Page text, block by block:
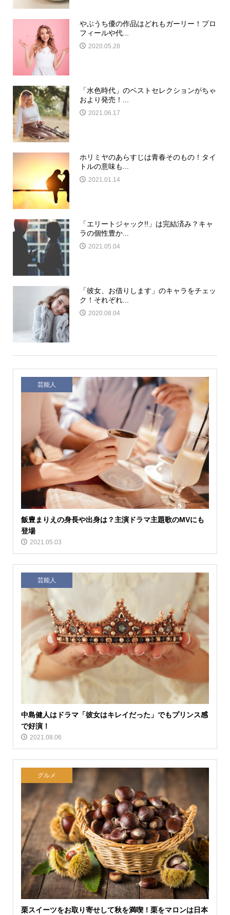
やぶうち優の作品はどれもガーリー！プロ
フィールや代...
2020.05.28
「水色時代」のベストセレクションがちゃ
おより発売！...
2021.06.17
ホリミヤのあらすじは青春そのもの！タイ
トルの意味も...
2021.01.14
「エリートジャック!!」は完結済み？キャ
ラの個性豊か...
2021.05.04
「彼女、お借りします」のキャラをチェッ
ク！それぞれ...
2020.08.04
芸能人
飯豊まりえの身長や出身は？主演ドラマ主題歌のMVにも
登場
2021.05.03
芸能人
中島健人はドラマ「彼女はキレイだった」でもプリンス感
で好演！
2021.08.06
グルメ
栗スイーツをお取り寄せして秋を満喫！栗をマロンは日本